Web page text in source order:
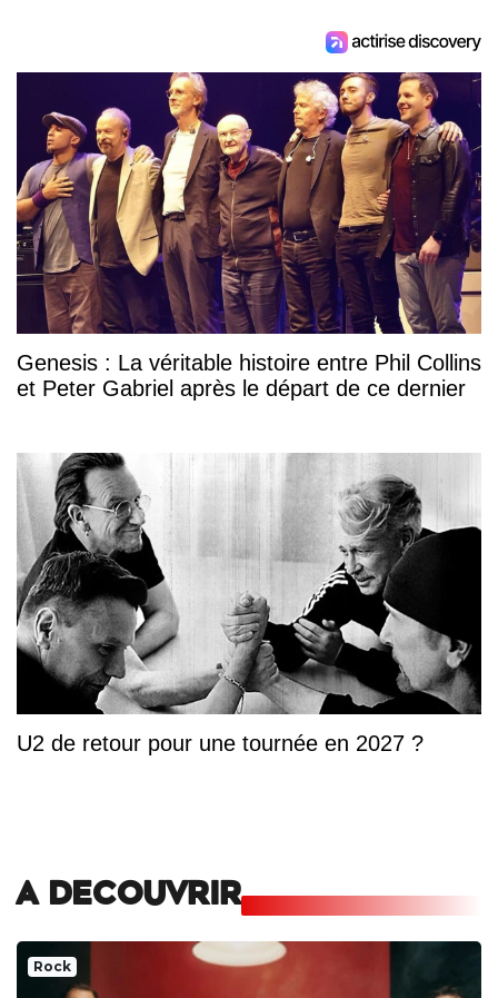
Genesis : La véritable histoire entre Phil Collins
et Peter Gabriel après le départ de ce dernier
U2 de retour pour une tournée en 2027 ?
A DECOUVRIR
Rock